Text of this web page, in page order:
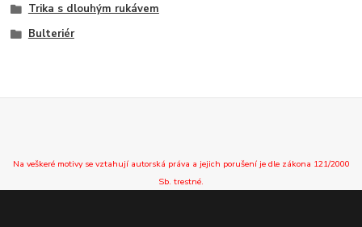
Trika s dlouhým rukávem
Bulteriér
Na veškeré motivy se vztahují autorská práva a jejich porušení je dle zákona 121/2000
Sb. trestné.